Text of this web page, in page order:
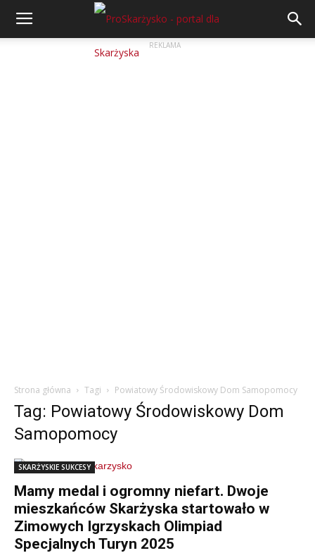
REKLAMA
Strona główna Tagi Powiatowy Środowiskowy Dom Samopomocy
Tag: Powiatowy Środowiskowy Dom
Samopomocy
SKARŻYSKIE SUKCESY
Mamy medal i ogromny niefart. Dwoje
mieszkańców Skarżyska startowało w
Zimowych Igrzyskach Olimpiad
Specjalnych Turyn 2025